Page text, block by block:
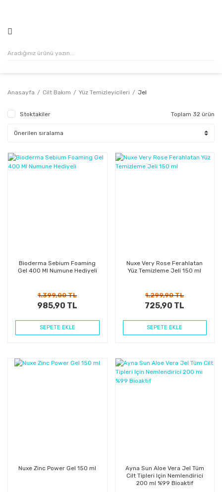
Anasayfa Cilt Bakım Yüz Temizleyicileri Jel
Stoktakiler Toplam 32 ürün
Bioderma Sebium Foaming
Gel 400 Ml Numune Hediyeli
1.399,00 TL
985,90 TL
SEPETE EKLE
Nuxe Very Rose Ferahlatan
Yüz Temizleme Jeli 150 ml
1.299,90 TL
725,90 TL
SEPETE EKLE
Nuxe Zinc Power Gel 150 ml
%23
Ayna Sun Aloe Vera Jel Tüm
Cilt Tipleri Için Nemlendirici
200 ml %99 Bioaktif